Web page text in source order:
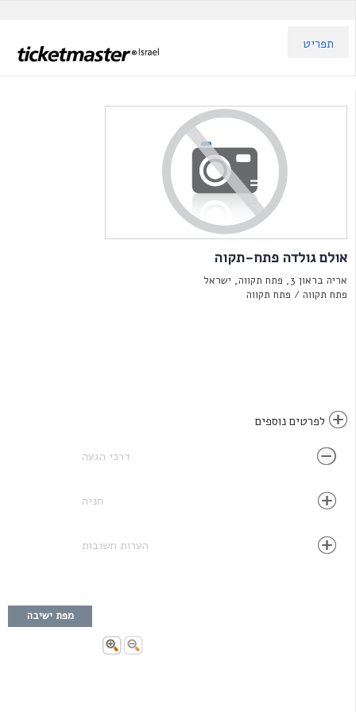
תפריט
אולם גולדה פתח-תקוה
אריה בראון 3, פתח תקווה, ישראל
פתח תקווה / פתח תקווה
לפרטים נוספים
דרכי הגעה
חניה
הערות חשובות
מפת ישיבה